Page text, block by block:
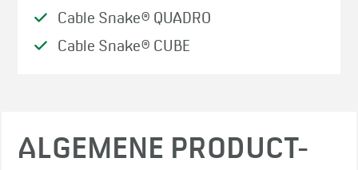
Cable Snake® QUADRO
Cable Snake® CUBE
ALGEMENE PRODUCT-